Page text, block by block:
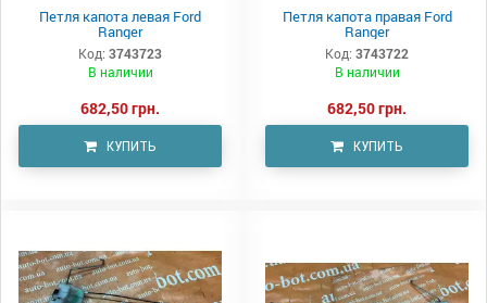
Петля капота левая Ford
Ranger
Код: 3743723
В наличии
682,50 грн.
КУПИТЬ
Петля капота правая Ford
Ranger
Код: 3743722
В наличии
682,50 грн.
КУПИТЬ